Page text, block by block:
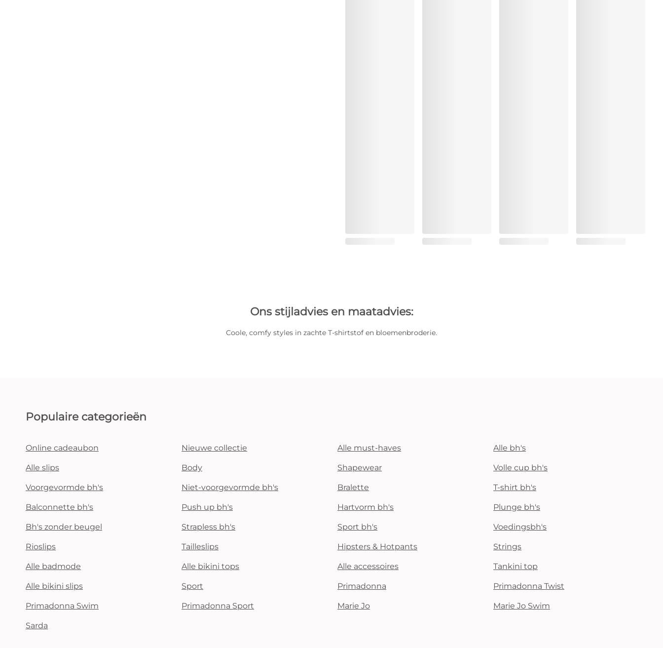
Ons stijladvies en maatadvies:
Coole, comfy styles in zachte T-shirtstof en bloemenbroderie.
Populaire categorieën
Online cadeaubon Nieuwe collectie Alle must-haves Alle bh's
Alle slips Body Shapewear Volle cup bh's
Voorgevormde bh's Niet-voorgevormde bh's Bralette T-shirt bh's
Balconnette bh's Push up bh's Hartvorm bh's Plunge bh's
Bh's zonder beugel Strapless bh's Sport bh's Voedingsbh's
Rioslips Tailleslips Hipsters & Hotpants Strings
Alle badmode Alle bikini tops Alle accessoires Tankini top
Alle bikini slips Sport Primadonna Primadonna Twist
Primadonna Swim Primadonna Sport Marie Jo Marie Jo Swim
Sarda